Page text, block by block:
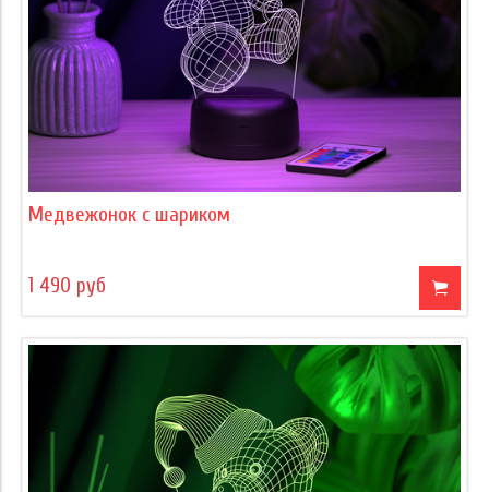
Медвежонок с шариком
1 490 руб